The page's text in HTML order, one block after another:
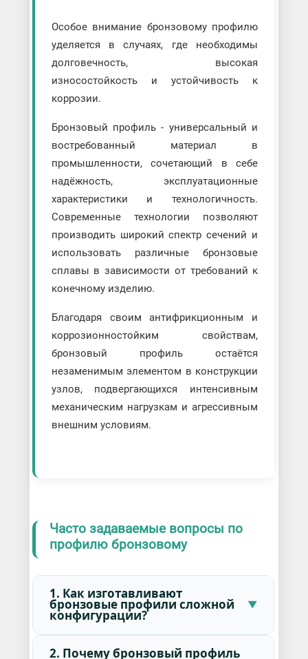
Особое внимание бронзовому профилю
уделяется в случаях, где необходимы
долговечность, высокая
износостойкость и устойчивость к
коррозии.
Бронзовый профиль - универсальный и
востребованный материал в
промышленности, сочетающий в себе
надёжность, эксплуатационные
характеристики и технологичность.
Современные технологии позволяют
производить широкий спектр сечений и
использовать различные бронзовые
сплавы в зависимости от требований к
конечному изделию.
Благодаря своим антифрикционным и
коррозионностойким свойствам,
бронзовый профиль остаётся
незаменимым элементом в конструкции
узлов, подвергающихся интенсивным
механическим нагрузкам и агрессивным
внешним условиям.
Часто задаваемые вопросы по
профилю бронзовому
1. Как изготавливают
бронзовые профили сложной
конфигурации?
2. Почему бронзовый профиль